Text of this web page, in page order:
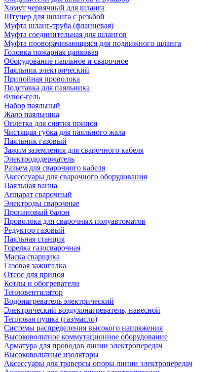
Хомут червячный для шланга
Штуцер для шланга с резьбой
Муфта шланг-труба (фланцевая)
Муфта соединительная для шлангов
Муфта проворачивающаяся для подвижного шланга
Головка пожарная цапковая
Оборудование паяльное и сварочное
Паяльник электрический
Припойная проволока
Подставка для паяльника
Флюс-гель
Набор паяльный
Жало паяльника
Оплетка для снятия припоя
Чистящая губка для паяльного жала
Паяльник газовый
Зажим заземления для сварочного кабеля
Электрододержатель
Разъем для сварочного кабеля
Аксессуары для сварочного оборудования
Паяльная ванна
Аппарат сварочный
Электроды сварочные
Пропановый балон
Проволока для сварочных полуавтоматов
Редуктор газовый
Паяльная станция
Горелка газосварочная
Маска сварщика
Газовая зажигалка
Отсос для припоя
Котлы и обогреватели
Тепловентилятор
Водонагреватель электрический
Электрический воздухонагреватель, навесной
Тепловая пушка (газ/масло)
Системы распределения высокого напряжения
Высоковольтное коммутационное оборудование
Арматура для проводов линии электропередач
Высоковольтные изоляторы
Аксессуары для траверсы опоры линии электропередач